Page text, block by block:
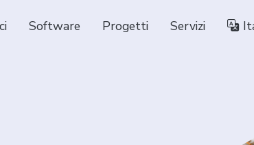
Software Progetti Servizi